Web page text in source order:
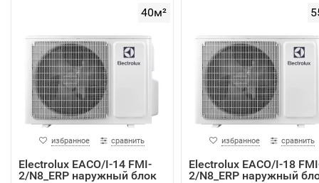
40м²
избранное сравнить
Electrolux EACO/I-14 FMI-
2/N8_ERP наружный блок
избранное сравнить
Electrolux EACO/I-18
2/N8_ERP наружный